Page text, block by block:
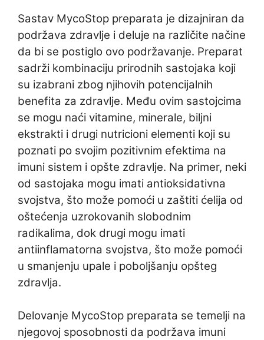
Sastav MycoStop preparata je dizajniran da
podržava zdravlje i deluje na različite načine
da bi se postiglo ovo podržavanje. Preparat
sadrži kombinaciju prirodnih sastojaka koji
su izabrani zbog njihovih potencijalnih
benefita za zdravlje. Među ovim sastojcima
se mogu naći vitamine, minerale, biljni
ekstrakti i drugi nutricioni elementi koji su
poznati po svojim pozitivnim efektima na
imuni sistem i opšte zdravlje. Na primer, neki
od sastojaka mogu imati antioksidativna
svojstva, što može pomoći u zaštiti ćelija od
oštećenja uzrokovanih slobodnim
radikalima, dok drugi mogu imati
antiinflamatorna svojstva, što može pomoći
u smanjenju upale i poboljšanju opšteg
zdravlja.
Delovanje MycoStop preparata se temelji na
njegovoj sposobnosti da podržava imuni